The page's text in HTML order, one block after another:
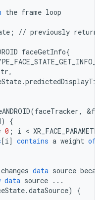
the frame loop
; // previously
faceGetInfo{
,
.
(faceTracker, &
)
{
0 ; i <
[i] contains a weight of
changes data source
data source ...
.dataSource)
{